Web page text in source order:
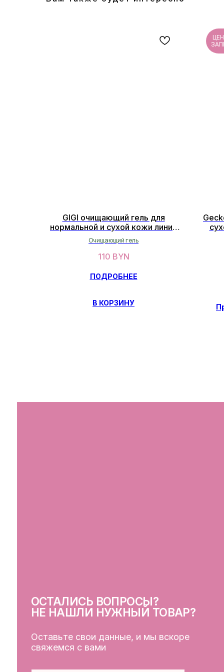
GIGI очищающий гель для
нормальной и сухой кожи линии
"Vitamin E" 250 мл
Очищающий гель
110 BYN
ПОДРОБНЕЕ
В КОРЗИНУ